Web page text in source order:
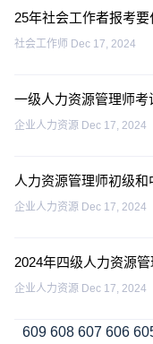
25年社会工作者报考
社会工作师 Dec 17, 2024
一级人力资源管理师考
企业人力资源 Dec 17, 2024
人力资源管理师初级和
企业人力资源 Dec 17, 2024
2024年四级人力资源
企业人力资源 Dec 17, 2024
609 608 607 606